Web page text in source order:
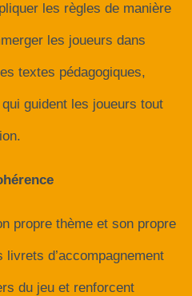
les règles de manière
les joueurs dans
textes pédagogiques,
guident les joueurs tout
propre thème et son propre
d’accompagnement
du jeu et renforcent